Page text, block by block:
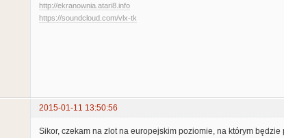
http://ekranownia.atari8.info
https://soundcloud.com/vlx-tk
2015-01-11 13:50:56
Sikor, czekam na zlot na europejskim poziomie, na którym